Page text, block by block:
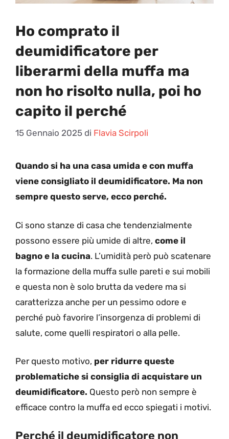
Ho comprato il
deumidificatore per
liberarmi della muffa ma
non ho risolto nulla, poi ho
capito il perché
15 Gennaio 2025 di Flavia Scirpoli
Quando si ha una casa umida e con muffa
viene consigliato il deumidificatore. Ma non
sempre questo serve, ecco perché.
Ci sono stanze di casa che tendenzialmente
possono essere più umide di altre, come il
bagno e la cucina. L’umidità però può scatenare
la formazione della muffa sulle pareti e sui mobili
e questa non è solo brutta da vedere ma si
caratterizza anche per un pessimo odore e
perché può favorire l’insorgenza di problemi di
salute, come quelli respiratori o alla pelle.
Per questo motivo, per ridurre queste
problematiche si consiglia di acquistare un
deumidificatore. Questo però non sempre è
efficace contro la muffa ed ecco spiegati i motivi.
Perché il deumidificatore non